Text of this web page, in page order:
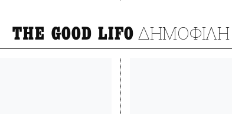
THE GOOD LIFO ΔΗΜΟΦΙΛΗ